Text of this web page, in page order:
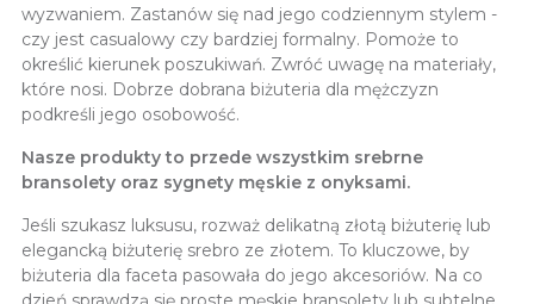
wyzwaniem. Zastanów się nad jego codziennym stylem -
czy jest casualowy czy bardziej formalny. Pomoże to
określić kierunek poszukiwań. Zwróć uwagę na materiały,
które nosi. Dobrze dobrana biżuteria dla mężczyzn
podkreśli jego osobowość.
Nasze produkty to przede wszystkim srebrne
bransolety oraz sygnety męskie z onyksami.
Jeśli szukasz luksusu, rozważ delikatną złotą biżuterię lub
elegancką biżuterię srebro ze złotem. To kluczowe, by
biżuteria dla faceta pasowała do jego akcesoriów. Na co